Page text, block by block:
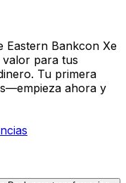
Eastern Bankcon Xe
para tus
Tu primera
ahora y